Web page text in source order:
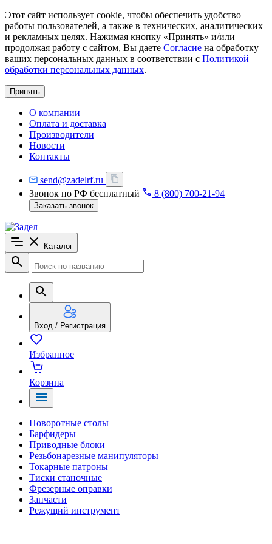
Этот сайт использует cookie, чтобы обеспечить удобство
работы пользователей, а также в технических, аналитических
и рекламных целях. Нажимая кнопку «Принять» и/или
продолжая работу с сайтом, Вы даете Согласие на обработку
ваших персональных данных в соответствии с Политикой
обработки персональных данных.
Принять
О компании
Оплата и доставка
Производители
Новости
Контакты
send@zadelrf.ru
Звонок по РФ бесплатный
8 (800) 700-21-94
Заказать звонок
Каталог
Вход / Регистрация
Избранное
Корзина
Поворотные столы
Барфидеры
Приводные блоки
Резьбонарезные манипуляторы
Токарные патроны
Тиски станочные
Фрезерные оправки
Запчасти
Режущий инструмент